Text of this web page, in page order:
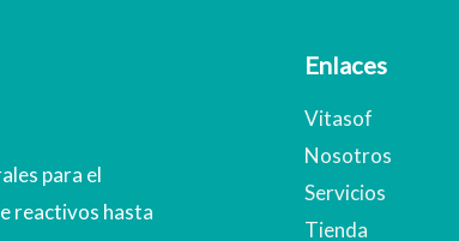
para el
reactivos hasta
Enlaces
Vitasof
Nosotros
Servicios
Tienda